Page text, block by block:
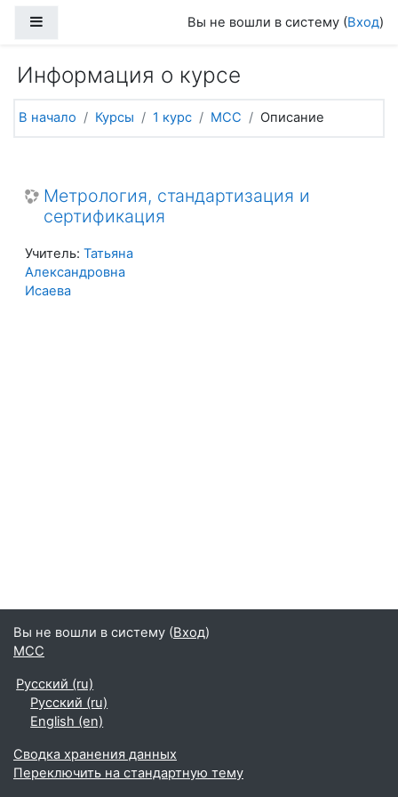
Вы не вошли в систему (Вход)
Информация о курсе
В начало Курсы 1 курс МСС Описание
Метрология, стандартизация и
сертификация
Учитель: Татьяна
Александровна
Исаева
Вы не вошли в систему (Вход)
МСС
Русский ‎(ru)‎
Русский ‎(ru)‎
English ‎(en)‎
Сводка хранения данных
Переключить на стандартную тему